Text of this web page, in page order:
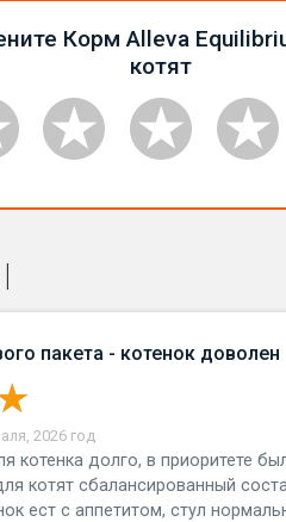
Корм Alleva
котят
пакета - котенок доволен
2026 год
котенка долго, в приоритете
котят сбалансированный
ест с аппетитом, стул